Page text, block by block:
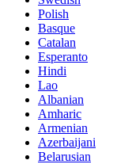
Polish
Basque
Catalan
Esperanto
Hindi
Lao
Albanian
Amharic
Armenian
Azerbaijani
Belarusian